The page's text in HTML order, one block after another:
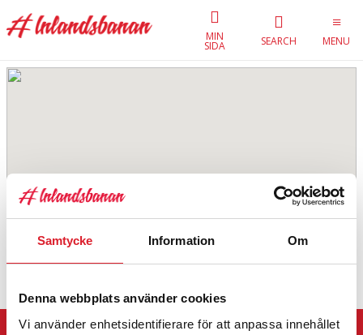
Samtycke Information Om
Denna webbplats använder cookies
Vi använder enhetsidentifierare för att anpassa innehållet
MIN
SIDA SEARCH MENU